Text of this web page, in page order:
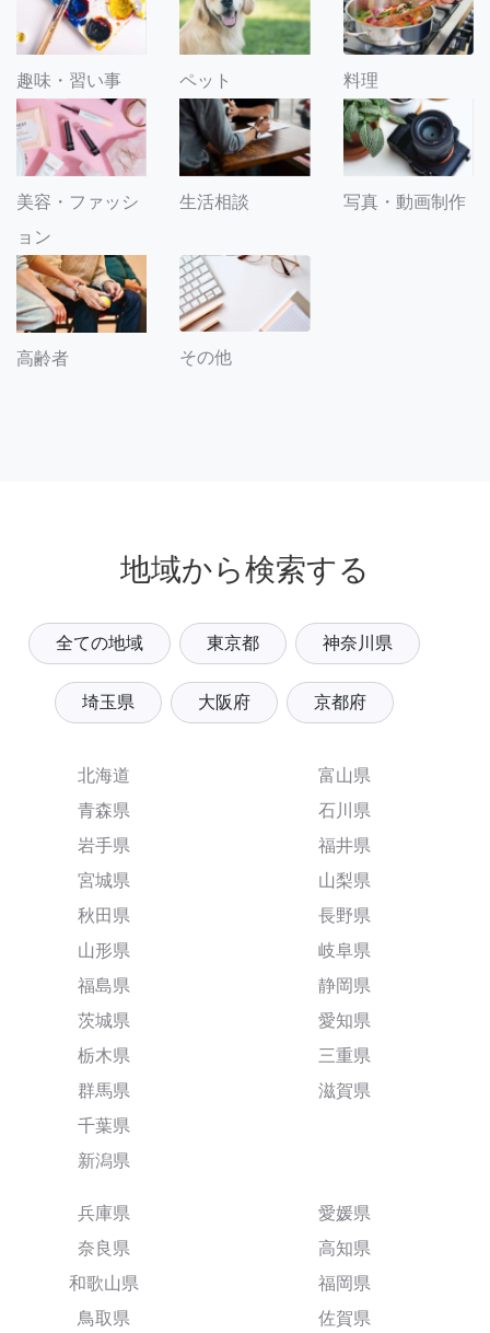
趣味・習い事 ペット 料理
美容・ファッシ
ョン
生活相談 写真・動画制作
高齢者 その他
地域から検索する
全ての地域 東京都 神奈川県
埼玉県 大阪府 京都府
北海道
青森県
岩手県
宮城県
秋田県
山形県
福島県
茨城県
栃木県
群馬県
千葉県
新潟県
富山県
石川県
福井県
山梨県
長野県
岐阜県
静岡県
愛知県
三重県
滋賀県
兵庫県
奈良県
和歌山県
鳥取県
愛媛県
高知県
福岡県
佐賀県